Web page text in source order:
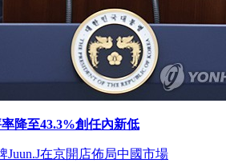
降至43.3%創任內新低
Juun.J在京開店佈局中國市場